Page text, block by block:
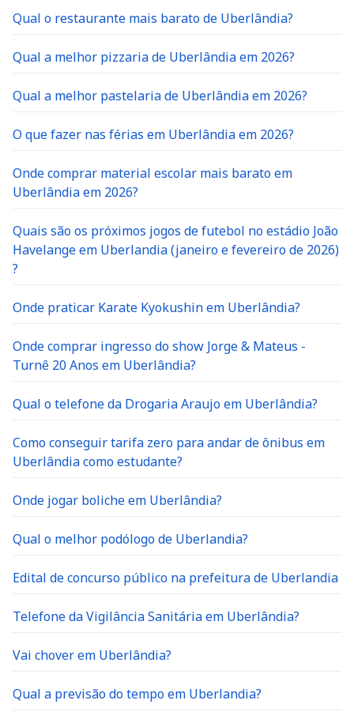
Qual o restaurante mais barato de Uberlândia?
Qual a melhor pizzaria de Uberlândia em 2026?
Qual a melhor pastelaria de Uberlândia em 2026?
O que fazer nas férias em Uberlândia em 2026?
Onde comprar material escolar mais barato em
Uberlândia em 2026?
Quais são os próximos jogos de futebol no estádio João
Havelange em Uberlandia (janeiro e fevereiro de 2026)
?
Onde praticar Karate Kyokushin em Uberlândia?
Onde comprar ingresso do show Jorge & Mateus -
Turnê 20 Anos em Uberlândia?
Qual o telefone da Drogaria Araujo em Uberlândia?
Como conseguir tarifa zero para andar de ônibus em
Uberlândia como estudante?
Onde jogar boliche em Uberlândia?
Qual o melhor podólogo de Uberlandia?
Edital de concurso público na prefeitura de Uberlandia
Telefone da Vigilância Sanitária em Uberlândia?
Vai chover em Uberlândia?
Qual a previsão do tempo em Uberlandia?